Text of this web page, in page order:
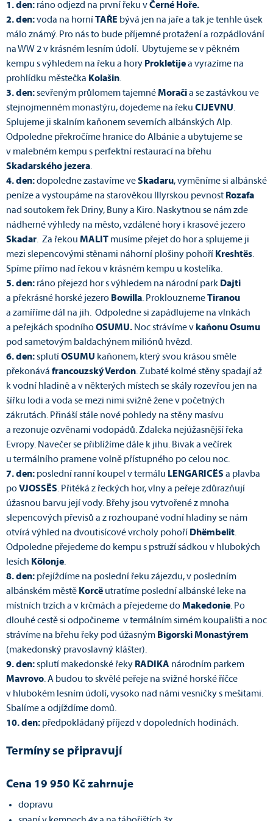
1. den: ráno odjezd na první řeku vČerné Hoře.
2. den:voda na horní TAŘE bývá jen na jaře a tak je tenhle úsek
málo známý. Pro nás to bude příjemné protažení a rozpádlování
na WW 2 v krásném lesním údolí. Ubytujeme se v pěkném
kempu s výhledem na řeku a hory Prokletijea vyrazíme na
prohlídku městečka Kolašin.
3.den:sevřeným průlomem tajemnéMoračia se zastávkou ve
stejnojmenném monastýru, dojedeme na řeku CIJEVNU.
Splujeme ji skalním kaňonem severních albánských Alp.
Odpoledne překročíme hranice do Albánie a ubytujeme se
v malebném kempu s perfektní restaurací na břehu
Skadarského jezera.
4. den:dopoledne zastavíme veSkadaru, vyměníme si albánské
peníze a vystoupáme na starověkou Illyrskou pevnost Rozafa
nad soutokem řek Driny, Buny a Kiro. Naskytnou se nám zde
nádherné výhledy na město, vzdálené hory i krasové jezero
Skadar. Za řekou MALIT musíme přejet do hor a splujeme ji
mezi slepencovými stěnami náhorní plošiny pohoří Kreshtës.
Spíme přímo nad řekou v krásném kempu u kostelíka.
5. den: ráno přejezd hor s výhledem na národní park Dajti
a překrásné horské jezero Bowilla. ProklouznemeTiranou
a zamíříme dál na jih. Odpoledne si zapádlujeme na vlnkách
a peřejkách spodníhoOSUMU. Noc strávíme v kaňonu Osumu
pod sametovým baldachýnem miliónů hvězd.
6. den:splutí OSUMU kaňonem, který svou krásou směle
překonává francouzský Verdon. Zubaté kolmé stěny spadají až
k vodní hladině a v některých místech se skály rozevřou jen na
šířku lodi a voda se mezi nimi svižně žene v početných
zákrutách. Přináší stále nové pohledy na stěny masívu
a rezonuje ozvěnami vodopádů. Zdaleka nejúžasnější řeka
Evropy. Navečer se přiblížíme dále k jihu. Bivak a večírek
u termálního pramene volně přístupného po celou noc.
7. den: poslední ranní koupel v termálu LENGARICËS a plavba
poVJOSSËS. Přitéká z řeckých hor, vlny a peřeje zdůrazňují
úžasnou barvu její vody. Břehy jsou vytvořené z mnoha
slepencových převisů a z rozhoupané vodní hladiny se nám
otvírá výhled na dvoutisícové vrcholy pohoří Dhëmbelit.
Odpoledne přejedeme do kempu s pstruží sádkou v hlubokých
lesích Kölonje.
8. den: přejíždíme na poslední řeku zájezdu, v posledním
albánském městě Korcë utratíme poslední albánské leke na
místních trzích a v krčmách a přejedeme doMakedonie. Po
dlouhé cestě si odpočineme v termálním sirném koupališti a noc
strávíme na břehu řeky pod úžasným Bigorski Monastýrem
(makedonský pravoslavný klášter).
9. den:splutí makedonské řeky RADIKA národním parkem
Mavrovo. A budou to skvělé peřeje na svižné horské říčce
v hlubokém lesním údolí, vysoko nad námi vesničky s mešitami.
Sbalíme a odjíždíme domů.
10. den: předpokládaný příjezd v dopoledních hodinách.
Termíny se připravují
Cena 19 950 Kč zahrnuje
dopravu